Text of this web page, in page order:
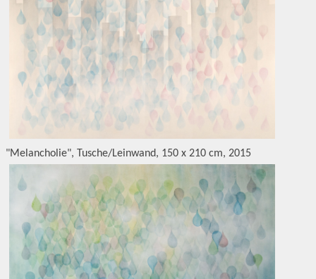
"Melancholie", Tusche/Leinwand, 150 x 210 cm, 2015